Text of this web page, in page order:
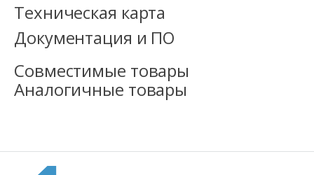
Техническая карта
Документация и ПО
Совместимые товары
Аналогичные товары